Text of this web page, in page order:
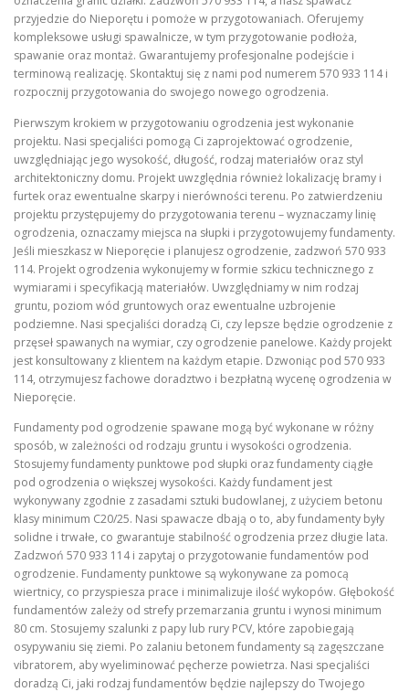
przyjedzie do Nieporętu i pomoże w przygotowaniach. Oferujemy
kompleksowe usługi spawalnicze, w tym przygotowanie podłoża,
spawanie oraz montaż. Gwarantujemy profesjonalne podejście i
terminową realizację. Skontaktuj się z nami pod numerem 570 933 114 i
rozpocznij przygotowania do swojego nowego ogrodzenia.
Pierwszym krokiem w przygotowaniu ogrodzenia jest wykonanie
projektu. Nasi specjaliści pomogą Ci zaprojektować ogrodzenie,
uwzględniając jego wysokość, długość, rodzaj materiałów oraz styl
architektoniczny domu. Projekt uwzględnia również lokalizację bramy i
furtek oraz ewentualne skarpy i nierówności terenu. Po zatwierdzeniu
projektu przystępujemy do przygotowania terenu – wyznaczamy linię
ogrodzenia, oznaczamy miejsca na słupki i przygotowujemy fundamenty.
Jeśli mieszkasz w Nieporęcie i planujesz ogrodzenie, zadzwoń 570 933
114. Projekt ogrodzenia wykonujemy w formie szkicu technicznego z
wymiarami i specyfikacją materiałów. Uwzględniamy w nim rodzaj
gruntu, poziom wód gruntowych oraz ewentualne uzbrojenie
podziemne. Nasi specjaliści doradzą Ci, czy lepsze będzie ogrodzenie z
przęseł spawanych na wymiar, czy ogrodzenie panelowe. Każdy projekt
jest konsultowany z klientem na każdym etapie. Dzwoniąc pod 570 933
114, otrzymujesz fachowe doradztwo i bezpłatną wycenę ogrodzenia w
Nieporęcie.
Fundamenty pod ogrodzenie spawane mogą być wykonane w różny
sposób, w zależności od rodzaju gruntu i wysokości ogrodzenia.
Stosujemy fundamenty punktowe pod słupki oraz fundamenty ciągłe
pod ogrodzenia o większej wysokości. Każdy fundament jest
wykonywany zgodnie z zasadami sztuki budowlanej, z użyciem betonu
klasy minimum C20/25. Nasi spawacze dbają o to, aby fundamenty były
solidne i trwałe, co gwarantuje stabilność ogrodzenia przez długie lata.
Zadzwoń 570 933 114 i zapytaj o przygotowanie fundamentów pod
ogrodzenie. Fundamenty punktowe są wykonywane za pomocą
wiertnicy, co przyspiesza prace i minimalizuje ilość wykopów. Głębokość
fundamentów zależy od strefy przemarzania gruntu i wynosi minimum
80 cm. Stosujemy szalunki z papy lub rury PCV, które zapobiegają
osypywaniu się ziemi. Po zalaniu betonem fundamenty są zagęszczane
vibratorem, aby wyeliminować pęcherze powietrza. Nasi specjaliści
doradzą Ci, jaki rodzaj fundamentów będzie najlepszy do Twojego